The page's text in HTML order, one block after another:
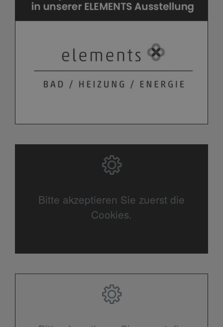
Bitte akzeptieren Sie zuerst die
Cookies.